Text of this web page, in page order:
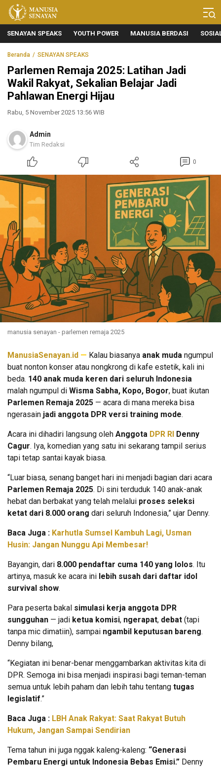
Manusia Senayan
Manusia Bicara, Senayan Bersuara
SENAYAN SPEAKS YOUTH POWER MANUSIA BERDASI
Beranda SENAYAN SPEAKS
Parlemen Remaja 2025: Latihan Jadi
Wakil Rakyat, Sekalian Belajar Jadi
Pahlawan Energi Hijau
Rabu, 5 November 2025 13:56 WIB
Admin
Tim Redaksi
0
manusia senayan - parlemen remaja 2025
ManusiaSenayan.id — Kalau biasanya anak muda ngumpul
buat nonton konser atau nongkrong di kafe estetik, kali ini
beda. 140 anak muda keren dari seluruh Indonesia
malah ngumpul di Wisma Sabha, Kopo, Bogor, buat ikutan
Parlemen Remaja 2025 — acara di mana mereka bisa
ngerasain jadi anggota DPR versi training mode.
Acara ini dihadiri langsung oleh Anggota DPR RI Denny
Cagur. Iya, komedian yang satu ini sekarang tampil serius
tapi tetap santai kayak biasa.
“Luar biasa, senang banget hari ini menjadi bagian dari acara
Parlemen Remaja 2025. Di sini terduduk 140 anak-anak
hebat dan berbakat yang telah melalui proses seleksi
ketat dari 8.000 orang dari seluruh Indonesia,” ujar Denny.
Baca Juga : Karhutla Sumsel Kambuh Lagi, Usman
Husin: Jangan Nunggu Api Membesar!
Bayangin, dari 8.000 pendaftar cuma 140 yang lolos. Itu
artinya, masuk ke acara ini lebih susah dari daftar idol
survival show.
Para peserta bakal simulasi kerja anggota DPR
sungguhan — jadi ketua komisi, ngerapat, debat (tapi
tanpa mic dimatiin), sampai ngambil keputusan bareng.
Denny bilang,
“Kegiatan ini benar-benar menggambarkan aktivitas kita di
DPR. Semoga ini bisa menjadi inspirasi bagi teman-teman
semua untuk lebih paham dan lebih tahu tentang tugas
legislatif.”
Baca Juga : LBH Anak Rakyat: Saat Rakyat Butuh
Hukum, Jangan Sampai Sendirian
Tema tahun ini juga nggak kaleng-kaleng: “Generasi
Pembaru Energi untuk Indonesia Bebas Emisi.” Denny